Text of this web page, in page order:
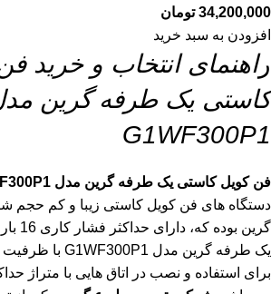
34,200,000 تومان
افزودن به سبد خرید
راهنمای انتخاب و خرید
کاستی یک طرفه گرین
G1WF300P1
فن کویل کاستی یک طرفه گرین مدل G1WF300P1
دستگاه های فن کویل کاستی زیبا و کم حجم
گرین